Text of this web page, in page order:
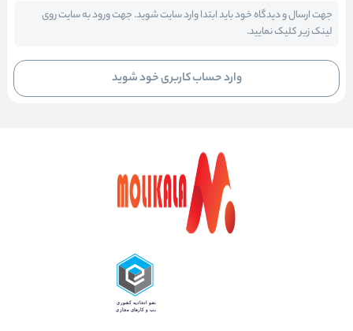
جهت ارسال و دیدگاه خود باید ابتدا وارد سایت شوید. جهت ورود به سایت روی
لینک زیر کلیک نمایید.
وارد حساب کاربری خود شوید